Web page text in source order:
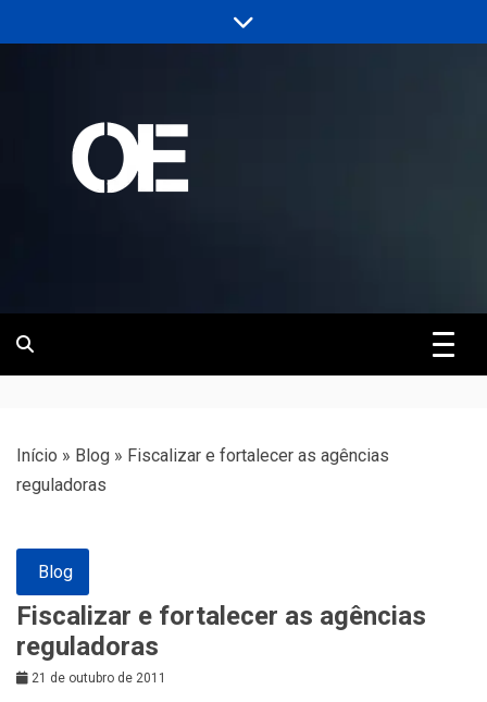
to
Revista | O
Empreiteiro
Início » Blog » Fiscalizar e fortalecer as agências
reguladoras
Blog
Fiscalizar e fortalecer as agências
reguladoras
21 de outubro de 2011